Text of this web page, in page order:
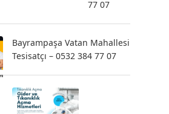
77 07
Bayrampaşa Vatan Mahallesi
Tesisatçı – 0532 384 77 07